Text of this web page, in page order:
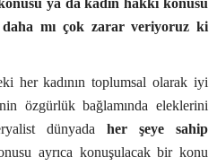
daha mı çok zarar veriyoruz ki
her kadının toplumsal olarak iyi
özgürlük bağlamında eleklerini
dünyada her şeye sahip
ayrıca konuşulacak bir konu